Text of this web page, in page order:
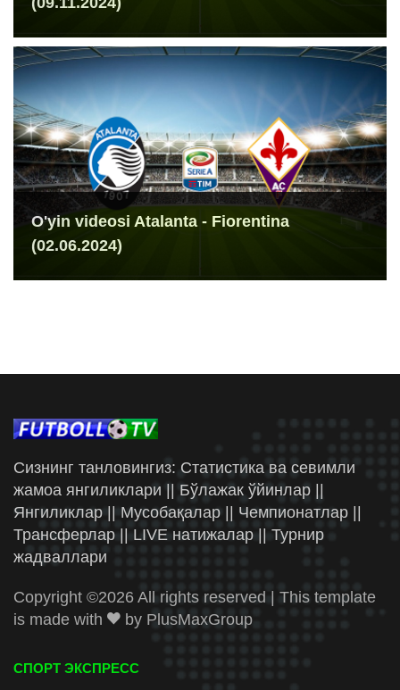
O'yin videosi Atalanta - Fiorentina
(02.06.2024)
Сизнинг танловингиз: Статистика ва севимли
жамоа янгиликлари || Бўлажак ўйинлар ||
Янгиликлар || Мусобақалар || Чемпионатлар ||
Трансферлар || LIVE натижалар || Турнир
жадваллари
Copyright ©2026 All rights reserved | This template
is made with
by PlusMaxGroup
СПОРТ ЭКСПРЕСС